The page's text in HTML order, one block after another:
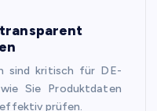
sind kritisch für DE-
Sie Produktdaten
prüfen.